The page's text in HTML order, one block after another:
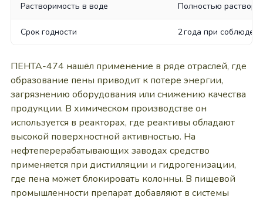
Растворимость в воде Полностью
Срок годности 2 года при
ПЕНТА-474 нашёл применение в ряде отраслей, где
образование пены приводит к потере энергии,
загрязнению оборудования или снижению качества
продукции. В химическом производстве он
используется в реакторах, где реактивы обладают
высокой поверхностной активностью. На
нефтеперерабатывающих заводах средство
применяется при дистилляции и гидрогенизации,
где пена может блокировать колонны. В пищевой
промышленности препарат добавляют в системы